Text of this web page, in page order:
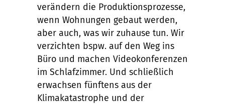
verändern die Produktionsprozesse,
wenn Wohnungen gebaut werden,
aber auch, was wir zuhause tun. Wir
verzichten bspw. auf den Weg ins
Büro und machen Videokonferenzen
im Schlafzimmer. Und schließlich
erwachsen fünftens aus der
Klimakatastrophe und der